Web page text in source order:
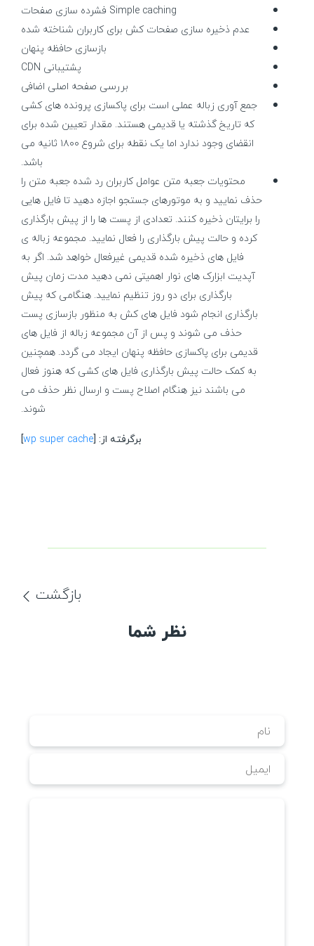
Simple caching فشرده سازی صفحات
عدم ذخیره سازی صفحات کش برای کاربران شناخته شده
بازسازی حافظه پنهان
پشتیبانی CDN
بررسی صفحه اصلی اضافی
جمع آوری زباله عملی است برای پاکسازی پرونده های کشی
که تاریخ گذشته یا قدیمی هستند. مقدار تعیین شده برای
انقضای وجود ندارد اما یک نقطه برای شروع ۱۸۰۰ ثانیه می
باشد.
محتویات جعبه متن عوامل کاربران رد شده جعبه متن را
حذف نمایید و به موتورهای جستجو اجازه دهید تا فایل هایی
را برایتان ذخیره کنند. تعدادی از پست ها را از پیش بارگذاری
کرده و حالت پیش بارگذاری را فعال نمایید. مجموعه زباله ی
فایل های ذخیره شده قدیمی غیرفعال خواهد شد. اگر به
آپدیت ابزارک های نوار اهمیتی نمی دهید مدت زمان پیش
بارگذاری برای دو روز تنظیم نمایید. هنگامی که پیش
بارگذاری انجام شود فایل های کش به منظور بازسازی پست
حذف می شوند و پس از آن مجموعه زباله از فایل های
قدیمی برای پاکسازی حافظه پنهان ایجاد می گردد. همچنین
به کمک حالت پیش بارگذاری فایل های کشی که هنوز فعال
می باشند نیز هنگام اصلاح پست و ارسال نظر حذف می
شوند.
برگرفته از: [wp super cache
​]
بازگشت
نظر شما